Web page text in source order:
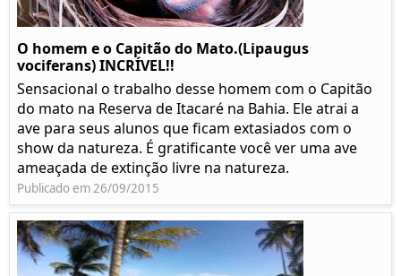
O homem e o Capitão do Mato.(Lipaugus
vociferans) INCRÍVEL!!
Sensacional o trabalho desse homem com o Capitão
do mato na Reserva de Itacaré na Bahia. Ele atrai a
ave para seus alunos que ficam extasiados com o
show da natureza. É gratificante você ver uma ave
ameaçada de extinção livre na natureza.
Publicado em 26/09/2015